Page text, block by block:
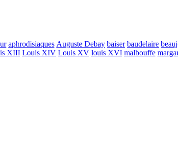
aphrodisiaques Auguste Debay baiser baudelaire
XIII Louis XIV Louis XV louis XVI malbouffe